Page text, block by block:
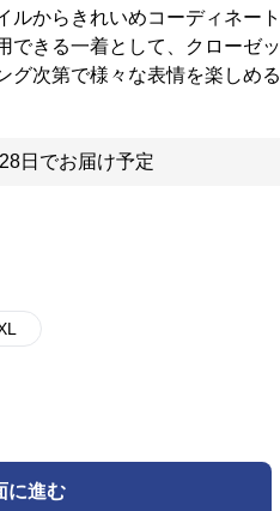
ルからきれいめコーディネート
できる一着として、クローゼッ
グ次第で様々な表情を楽しめる
日でお届け予定
に進む